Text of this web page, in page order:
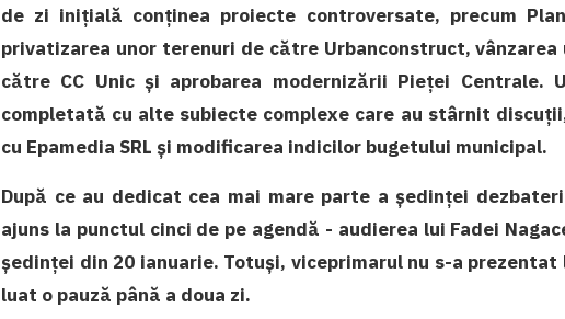
de zi inițială conținea proiecte controversate, precum
privatizarea unor terenuri de către Urbanconstruct,
către CC Unic și aprobarea modernizării Pieței Centrale.
completată cu alte subiecte complexe care au stârnit
cu Epamedia SRL și modificarea indicilor bugetului municipal.
După ce au dedicat cea mai mare parte a ședinței
ajuns la punctul cinci de pe agendă - audierea lui Fadei
ședinței din 20 ianuarie. Totuși, viceprimarul nu s-a
luat o pauză până a doua zi.